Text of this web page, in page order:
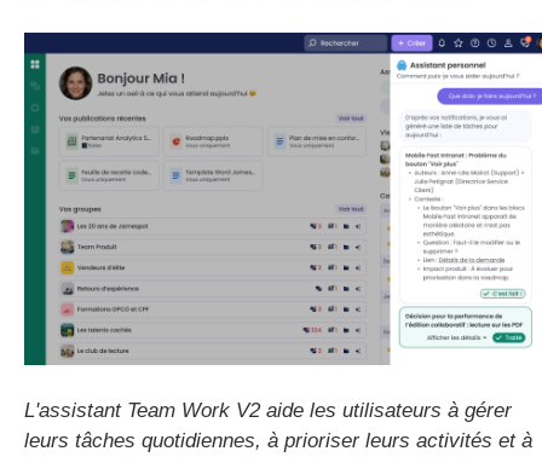
L'assistant Team Work V2 aide les utilisateurs à gérer
leurs tâches quotidiennes, à prioriser leurs activités et à